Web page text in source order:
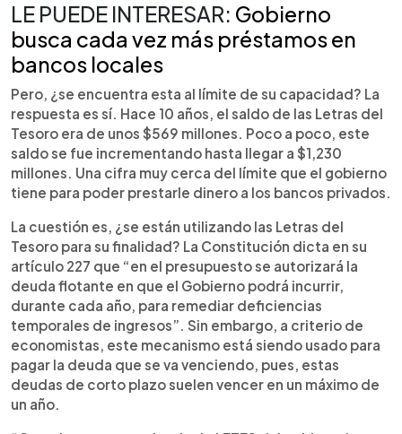
LE PUEDE INTERESAR: Gobierno
busca cada vez más préstamos en
bancos locales
Pero, ¿se encuentra esta al límite de su capacidad? La
respuesta es sí. Hace 10 años, el saldo de las Letras del
Tesoro era de unos $569 millones. Poco a poco, este
saldo se fue incrementando hasta llegar a $1,230
millones. Una cifra muy cerca del límite que el gobierno
tiene para poder prestarle dinero a los bancos privados.
La cuestión es, ¿se están utilizando las Letras del
Tesoro para su finalidad? La Constitución dicta en su
artículo 227 que “en el presupuesto se autorizará la
deuda flotante en que el Gobierno podrá incurrir,
durante cada año, para remediar deficiencias
temporales de ingresos”. Sin embargo, a criterio de
economistas, este mecanismo está siendo usado para
pagar la deuda que se va venciendo, pues, estas
deudas de corto plazo suelen vencer en un máximo de
un año.